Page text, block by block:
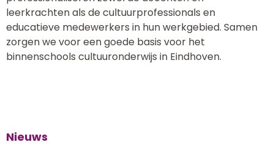
leerkrachten als de cultuurprofessionals en
educatieve medewerkers in hun werkgebied. Samen
zorgen we voor een goede basis voor het
binnenschools cultuuronderwijs in Eindhoven.
Nieuws